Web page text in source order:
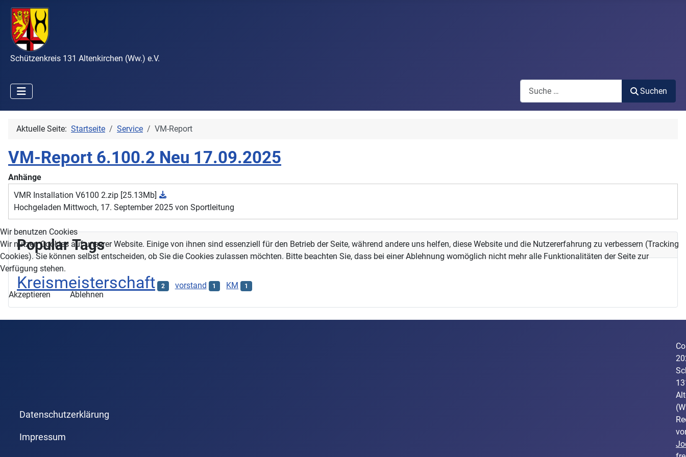
Schützenkreis 131 Altenkirchen (Ww.) e.V.
Search
Suchen
Aktuelle Seite: Startseite Service VM-Report
VM-Report 6.100.2 Neu 17.09.2025
Anhänge
VMR Installation V6100 2.zip [25.13Mb]
Hochgeladen Mittwoch, 17. September 2025 von Sportleitung
Popular Tags
Kreismeisterschaft 2 vorstand 1 KM 1
Datenschutzerklärung
Impressum
Wir benutzen Cookies
Wir nutzen Cookies auf unserer Website. Einige von ihnen sind essenziell für den Betrieb der Seite, während andere uns helfen, diese Website und die Nutzererfahrung zu verbessern (Tracking
Cookies). Sie können selbst entscheiden, ob Sie die Cookies zulassen möchten. Bitte beachten Sie, dass bei einer Ablehnung womöglich nicht mehr alle Funktionalitäten der Seite zur
Verfügung stehen.
Akzeptieren Ablehnen